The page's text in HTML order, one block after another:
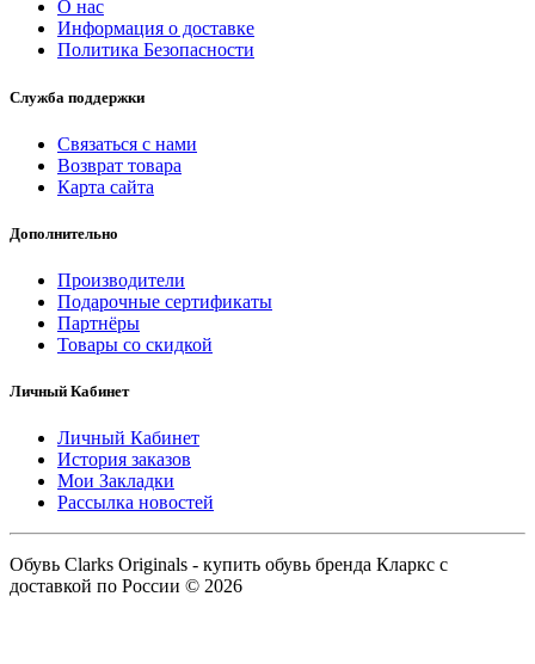
О нас
Информация о доставке
Политика Безопасности
Служба поддержки
Связаться с нами
Возврат товара
Карта сайта
Дополнительно
Производители
Подарочные сертификаты
Партнёры
Товары со скидкой
Личный Кабинет
Личный Кабинет
История заказов
Мои Закладки
Рассылка новостей
Обувь Clarks Originals - купить обувь бренда Кларкс с
доставкой по России © 2026